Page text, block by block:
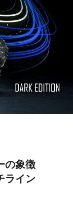
の象徴
ライン